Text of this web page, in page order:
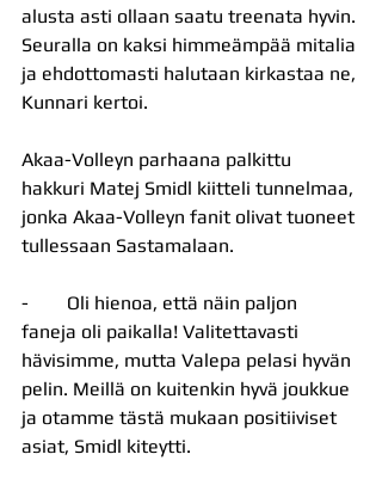
alusta asti ollaan saatu treenata hyvin.
Seuralla on kaksi himmeämpää mitalia
ja ehdottomasti halutaan kirkastaa ne,
Kunnari kertoi.
Akaa-Volleyn parhaana palkittu
hakkuri Matej Smidl kiitteli tunnelmaa,
jonka Akaa-Volleyn fanit olivat tuoneet
tullessaan Sastamalaan.
-        Oli hienoa, että näin paljon
faneja oli paikalla! Valitettavasti
hävisimme, mutta Valepa pelasi hyvän
pelin. Meillä on kuitenkin hyvä joukkue
ja otamme tästä mukaan positiiviset
asiat, Smidl kiteytti.